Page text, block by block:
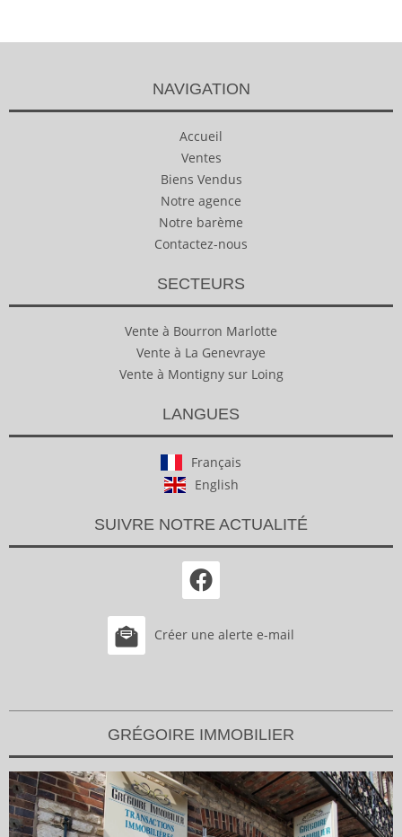
NAVIGATION
Accueil
Ventes
Biens Vendus
Notre agence
Notre barème
Contactez-nous
SECTEURS
Vente à Bourron Marlotte
Vente à La Genevraye
Vente à Montigny sur Loing
LANGUES
Français
English
SUIVRE NOTRE ACTUALITÉ
Créer une alerte e-mail
GRÉGOIRE IMMOBILIER